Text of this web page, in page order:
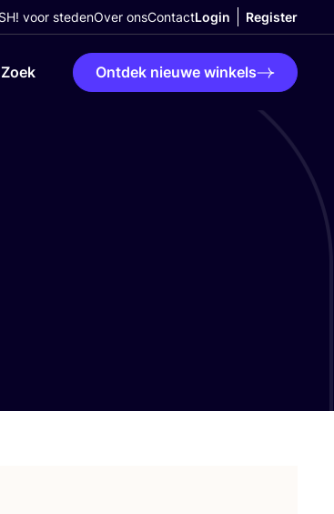
voor stedenOver onsContactLogin Register
Zoek Ontdek nieuwe winkels